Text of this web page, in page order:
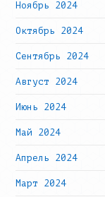
Ноябрь 2024
Октябрь 2024
Сентябрь 2024
Август 2024
Июнь 2024
Май 2024
Апрель 2024
Март 2024